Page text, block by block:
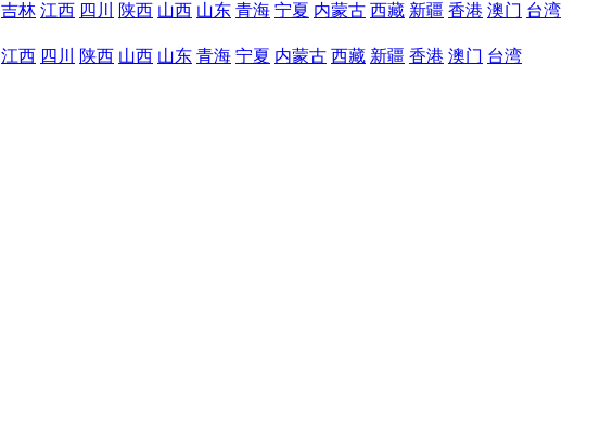
吉林 江西 四川 陕西 山西 山东 青海 宁夏 内蒙古 西藏 新疆 香港 澳门 台湾
江西 四川 陕西 山西 山东 青海 宁夏 内蒙古 西藏 新疆 香港 澳门 台湾